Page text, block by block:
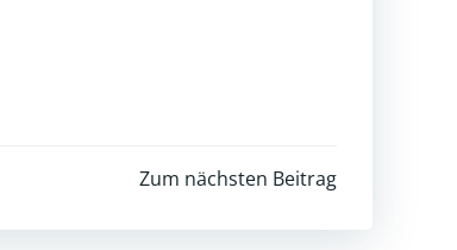
Zum nächsten Beitrag